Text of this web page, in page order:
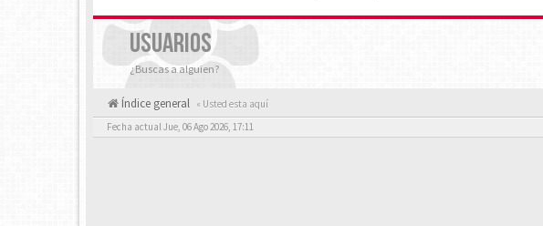
USUARIOS
¿Buscas a alguien?
Índice general « Usted esta aquí
Fecha actual Jue, 06 Ago 2026, 17:11